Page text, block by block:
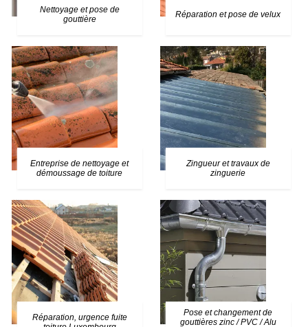
Nettoyage et pose de
gouttière
Réparation et pose de velux
Entreprise de nettoyage et
démoussage de toiture
Zingueur et travaux de
zinguerie
Réparation, urgence fuite
Pose et changement de
gouttières zinc / PVC / Alu